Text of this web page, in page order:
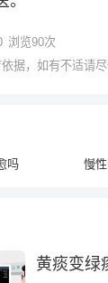
浏览90次
据，如有不适请
吗
黄痰变绿